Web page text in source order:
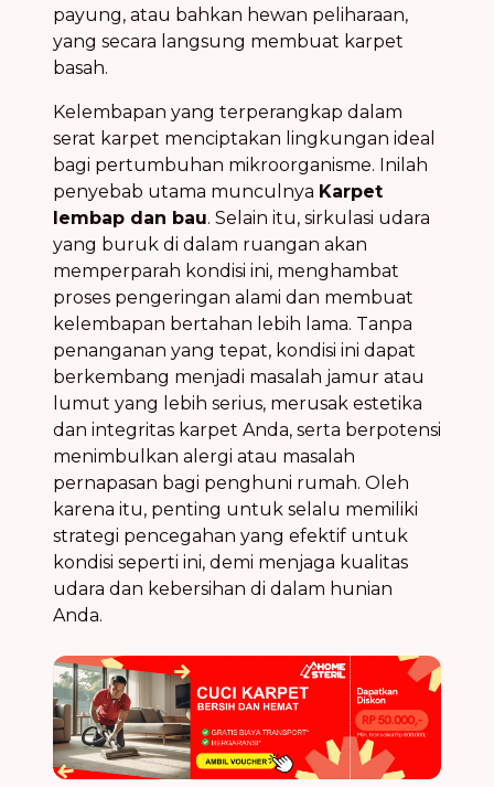
payung, atau bahkan hewan peliharaan,
yang secara langsung membuat karpet
basah.
Kelembapan yang terperangkap dalam
serat karpet menciptakan lingkungan ideal
bagi pertumbuhan mikroorganisme. Inilah
penyebab utama munculnya Karpet
lembap dan bau. Selain itu, sirkulasi udara
yang buruk di dalam ruangan akan
memperparah kondisi ini, menghambat
proses pengeringan alami dan membuat
kelembapan bertahan lebih lama. Tanpa
penanganan yang tepat, kondisi ini dapat
berkembang menjadi masalah jamur atau
lumut yang lebih serius, merusak estetika
dan integritas karpet Anda, serta berpotensi
menimbulkan alergi atau masalah
pernapasan bagi penghuni rumah. Oleh
karena itu, penting untuk selalu memiliki
strategi pencegahan yang efektif untuk
kondisi seperti ini, demi menjaga kualitas
udara dan kebersihan di dalam hunian
Anda.